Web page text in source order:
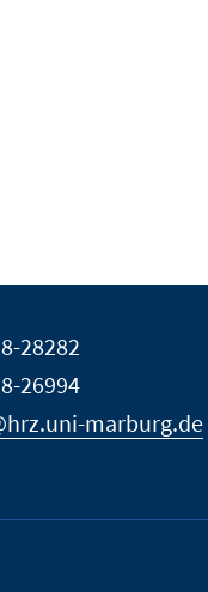
28282
26994
marburg.de